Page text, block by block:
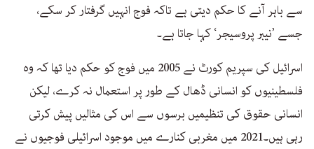
سے باہر آنے کا حکم دیتی ہے تاکہ فوج انہیں گرفتار کر سکے،
جسے ’نیبر پروسیجر‘ کہا جاتا ہے۔
اسرائیل کی سپریم کورٹ نے 2005 میں فوج کو حکم دیا تھا کہ وہ
فلسطینیوں کو انسانی ڈھال کے طور پر استعمال نہ کرے، لیکن
انسانی حقوق کی تنظیمیں برسوں سے اس کی مثالیں پیش کرتی
رہی ہیں۔2021 میں مغربی کنارے میں موجود اسرائیلی فوجیوں نے